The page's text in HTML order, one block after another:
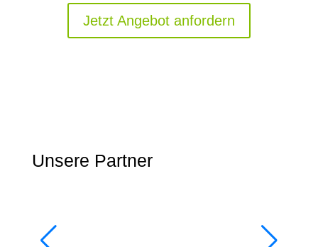
Jetzt Angebot anfordern
Unsere Partner